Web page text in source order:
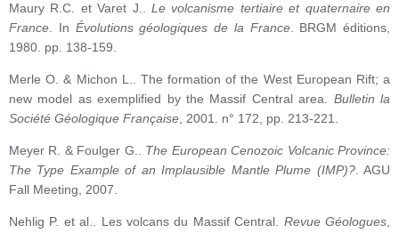
Maury R.C. et Varet J.. Le volcanisme tertiaire et quaternaire en
France . In Évolutions géologiques de la France. BRGM éditions,
1980. pp. 138-159.
Merle O. & Michon L.. The formation of the West European Rift; a
new model as exemplified by the Massif Central area. Bulletin la
Société Géologique Française , 2001. n° 172, pp. 213-221.
Meyer R. & Foulger G.. The European Cenozoic Volcanic Province:
The Type Example of an Implausible Mantle Plume (IMP)?. AGU
Fall Meeting, 2007.
Nehlig P. et al.. Les volcans du Massif Central. Revue Géologues